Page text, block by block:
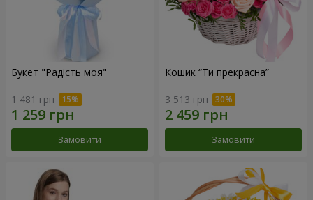
Букет "Радість моя"
1 481 грн
Замовити
Кошик “Ти прекрасна”
3 513 грн
Замовити